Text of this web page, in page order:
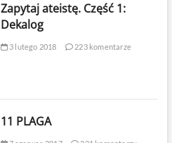
Zapytaj ateistę. Część 1:
Dekalog
3 lutego 2018 223 komentarze
11 PLAGA